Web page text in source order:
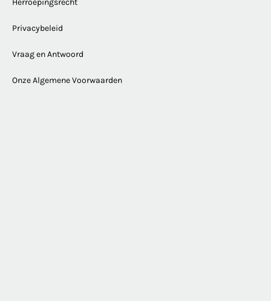
Herroepingsrecht
Privacybeleid
Vraag en Antwoord
Onze Algemene Voorwaarden